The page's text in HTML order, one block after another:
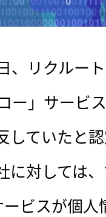
、リクルー
ー」サービ
していたと
に対しては
ビスが個